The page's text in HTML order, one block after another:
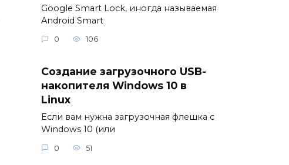
Google Smart Lock, иногда называемая
Android Smart
0 106
Создание загрузочного USB-
накопителя Windows 10 в
Linux
Если вам нужна загрузочная флешка с
Windows 10 (или
0 51